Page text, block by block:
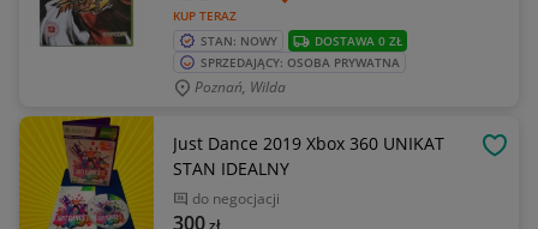
KUP TERAZ
STAN: NOWY
DOSTAWA 0 ZŁ
SPRZEDAJĄCY: OSOBA PRYWATNA
Poznań, Wilda
Just Dance 2019 Xbox 360 UNIKAT
STAN IDEALNY
do negocjacji
300zł